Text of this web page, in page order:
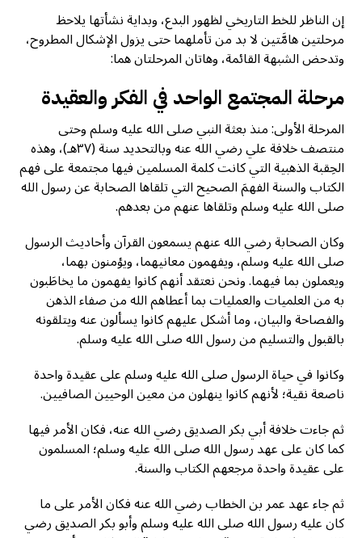
إن الناظر للخط التاريخي لظهور البدع، وبداية نشأتها يلاحظ
مرحلتين هامَّتين لا بد من تأملهما حتى يزول الإشكال المطروح،
وتدحض الشبهة القائمة، وهاتان المرحلتان هما:
مرحلة المجتمع الواحد في الفكر والعقيدة
المرحلة الأولى: منذ بعثة النبي صلى الله عليه وسلم وحتى
منتصف خلافة علي رضي الله عنه وبالتحديد سنة (٣٧هـ)، وهذه
الحِقبة الذهبية التي كانت كلمة المسلمين فيها مجتمعة على فهم
الكتاب والسنة الفهمَ الصحيح التي تلقاها الصحابة عن رسول الله
صلى الله عليه وسلم وتلقاها عنهم من بعدهم.
وكان الصحابة رضي الله عنهم يسمعون القرآن وأحاديث الرسول
صلى الله عليه وسلم، ويفهمون معانيهما، ويؤمنون بهما،
ويعملون بما فيهما. ونحن نعتقد أنهم كانوا يفهمون ما يخاطَبون
به من العلميات والعمليات بما أعطاهم الله من صفاء الذهن
والفصاحة والبيان، وما أشكل عليهم كانوا يسألون عنه ويتلقونه
بالقبول والتسليم من رسول الله صلى الله عليه وسلم.
وكانوا في حياة الرسول صلى الله عليه وسلم على عقيدة واحدة
ناصعة نقية؛ لأنهم كانوا ينهلون من معين الوحيين الصافيين.
ثم جاءت خلافة أبي بكر الصديق رضي الله عنه، فكان الأمر فيها
كما كان على عهد رسول الله صلى الله عليه وسلم؛ المسلمون
على عقيدة واحدة مرجعهم الكتاب والسنة.
ثم جاء عهد عمر بن الخطاب رضي الله عنه فكان الأمر على ما
كان عليه رسول الله صلى الله عليه وسلم وأبو بكر الصديق رضي